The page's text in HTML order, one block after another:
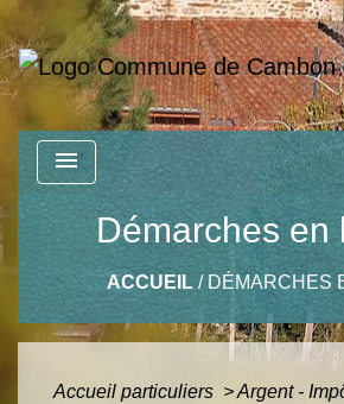
menu
Démarches en
ACCUEIL/ DÉMARCHES
Accueil particuliers >Argent -